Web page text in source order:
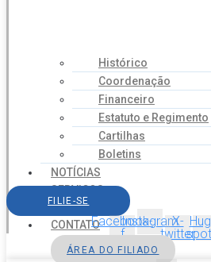
Histórico
Coordenação
Financeiro
Estatuto e Regimento
Cartilhas
Boletins
NOTÍCIAS
SERVIÇOS
AGENDA
CONTATO
FILIE-SE
Facebook-
f
InstagramX-
twitter
ÁREA DO FILIADO